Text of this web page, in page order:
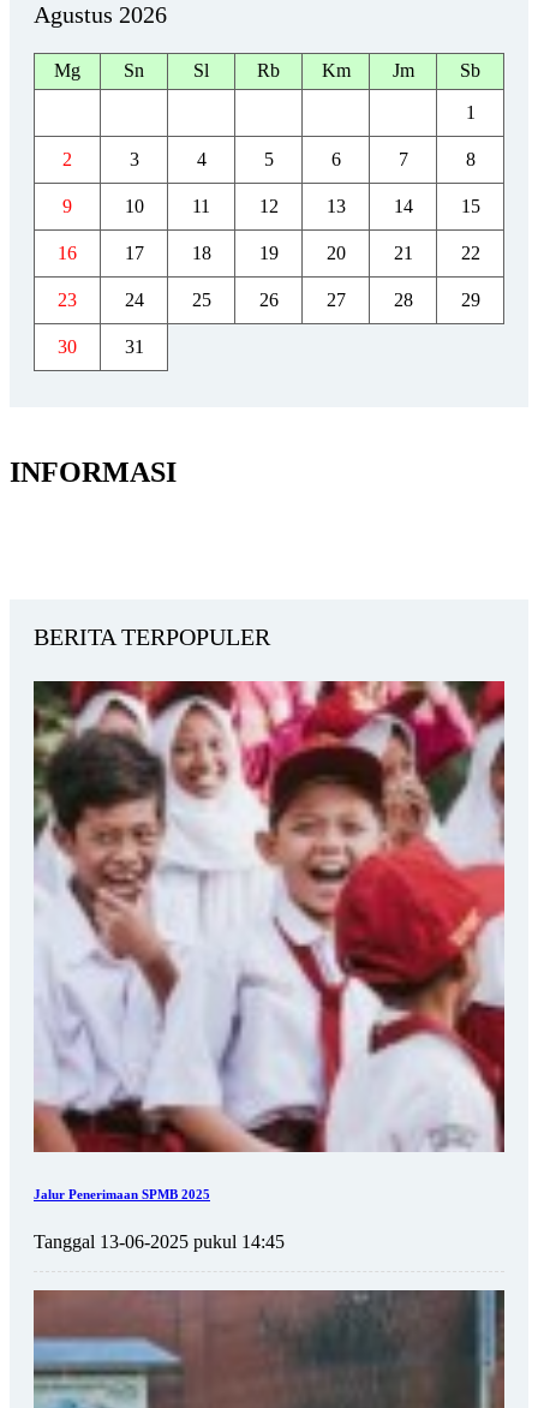
Agustus 2026
Mg Sn Sl Rb Km Jm Sb
1
2 3 4 5 6 7 8
9 10 11 12 13 14 15
16 17 18 19 20 21 22
23 24 25 26 27 28 29
30 31
INFORMASI
BERITA TERPOPULER
Jalur Penerimaan SPMB 2025
Tanggal 13-06-2025 pukul 14:45